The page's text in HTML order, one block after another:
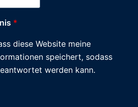
*
diese Website meine
speichert, sodass
werden kann.